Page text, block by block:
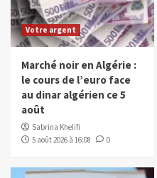
Votre argent
Marché noir en Algérie :
le cours de l’euro face
au dinar algérien ce 5
août
Sabrina Khelifi
5 août 2026 à 16:08
0